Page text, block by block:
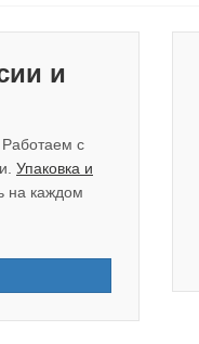
и
с
Упаковка и
на каждом